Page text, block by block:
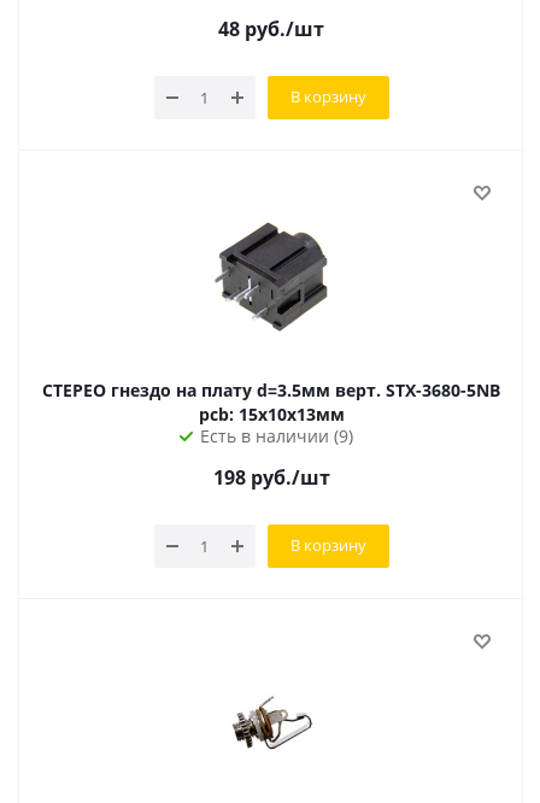
48 руб./шт
В корзину
СТЕРЕО гнездо на плату d=3.5мм верт. STX-3680-5NB
pcb: 15х10х13мм
Есть в наличии (9)
198руб./шт
В корзину